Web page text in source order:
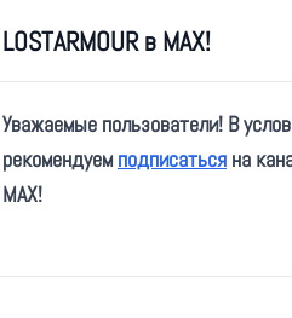
LOSTARMOUR в MAX!
Уважаемые пользователи! В
рекомендуем подписаться на
MAX!